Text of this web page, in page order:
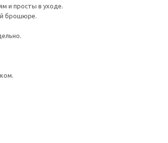
и просты в уходе.
брошюре.